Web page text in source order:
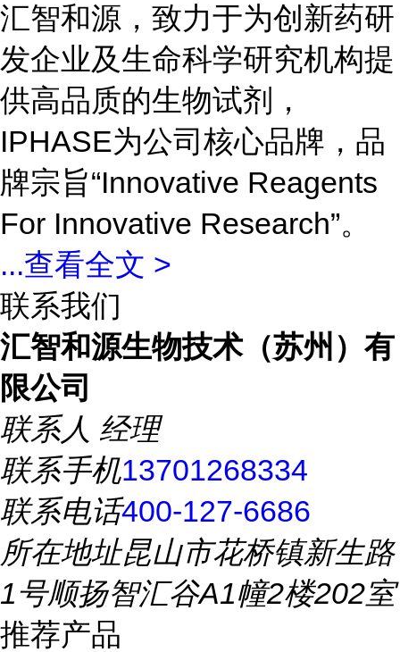
汇智和源，致力于为创新药研
发企业及生命科学研究机构提
供高品质的生物试剂，
IPHASE为公司核心品牌，品
牌宗旨“Innovative Reagents
For Innovative Research”。
...查看全文 >
联系我们
汇智和源生物技术（苏州）有
限公司
联系人 经理
联系手机13701268334
联系电话400-127-6686
所在地址昆山市花桥镇新生路
1号顺扬智汇谷A1幢2楼202室
推荐产品